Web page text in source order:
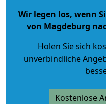
Wir legen los, wenn
von Magdeburg
Holen Sie sich
unverbindliche
Kostenlose